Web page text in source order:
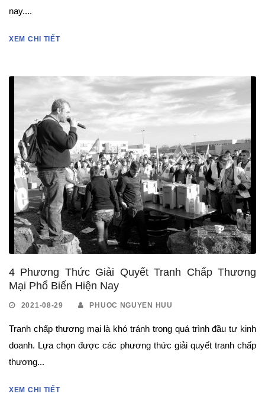
nay....
XEM CHI TIẾT
4 Phương Thức Giải Quyết Tranh Chấp Thương
Mại Phổ Biến Hiện Nay
2021-08-29 PHUOC NGUYEN HUU
Tranh chấp thương mại là khó tránh trong quá trình đầu tư kinh
doanh. Lựa chọn được các phương thức giải quyết tranh chấp
thương...
XEM CHI TIẾT